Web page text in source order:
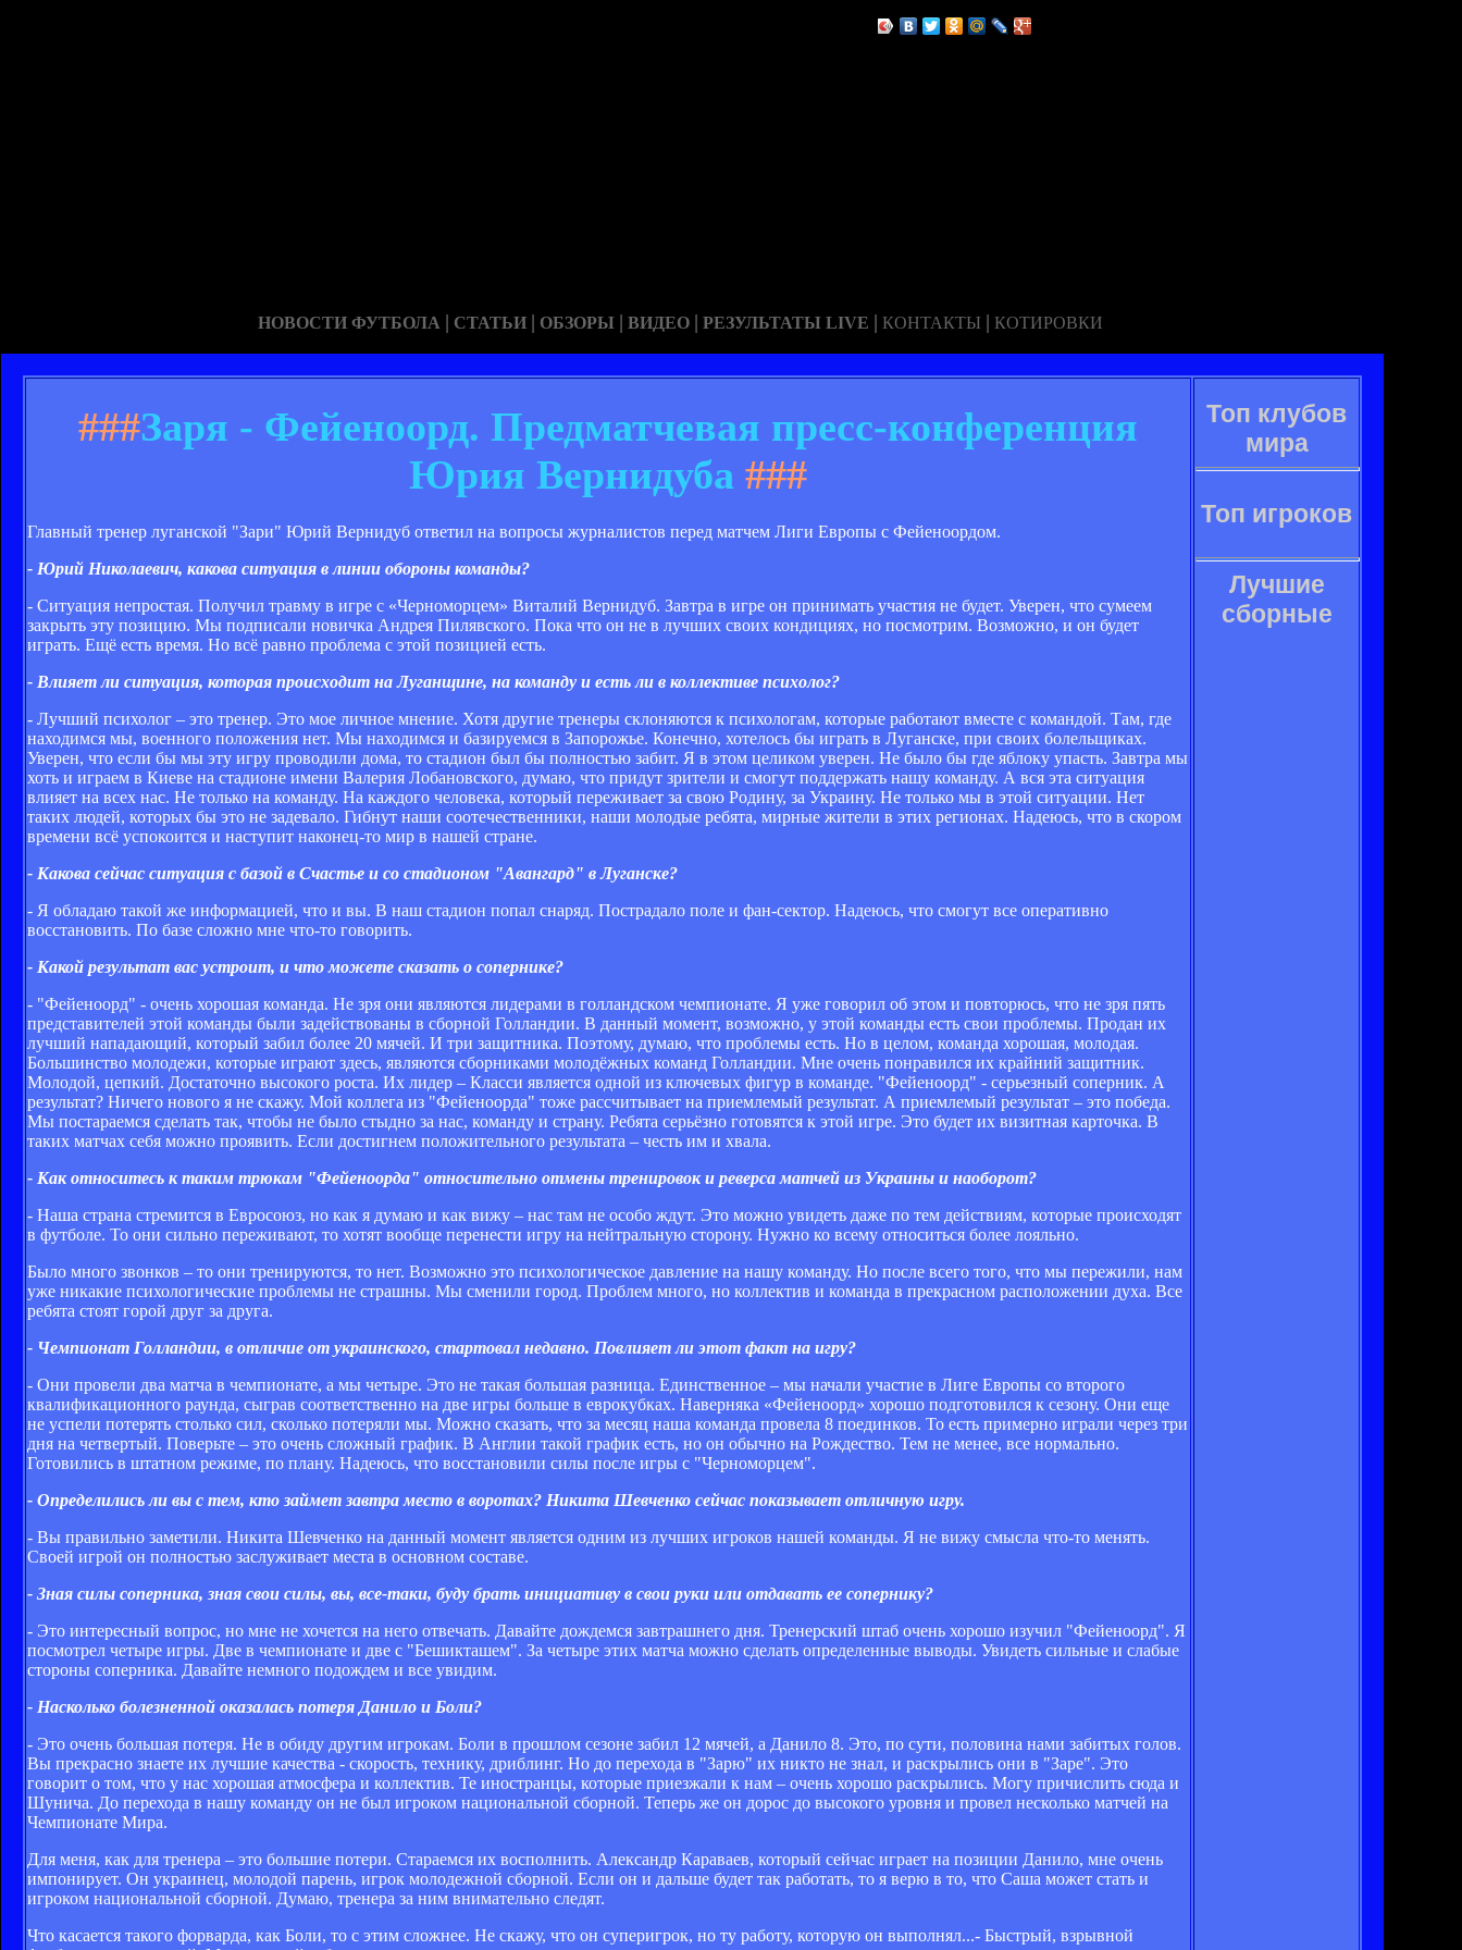
НОВОСТИ ФУТБОЛА | СТАТЬИ | ОБЗОРЫ | ВИДЕО | РЕЗУЛЬТАТЫ LIVE | КОНТАКТЫ | КОТИРОВКИ
###Заря - Фейеноорд. Предматчевая пресс-конференция
Юрия Вернидуба ###
Главный тренер луганской "Зари" Юрий Вернидуб ответил на вопросы журналистов перед матчем Лиги Европы с Фейеноордом.
- Юрий Николаевич, какова ситуация в линии обороны команды?
- Ситуация непростая. Получил травму в игре с «Черноморцем» Виталий Вернидуб. Завтра в игре он принимать участия не будет. Уверен, что сумеем
закрыть эту позицию. Мы подписали новичка Андрея Пилявского. Пока что он не в лучших своих кондициях, но посмотрим. Возможно, и он будет
играть. Ещё есть время. Но всё равно проблема с этой позицией есть.
- Влияет ли ситуация, которая происходит на Луганщине, на команду и есть ли в коллективе психолог?
- Лучший психолог – это тренер. Это мое личное мнение. Хотя другие тренеры склоняются к психологам, которые работают вместе с командой. Там, где
находимся мы, военного положения нет. Мы находимся и базируемся в Запорожье. Конечно, хотелось бы играть в Луганске, при своих болельщиках.
Уверен, что если бы мы эту игру проводили дома, то стадион был бы полностью забит. Я в этом целиком уверен. Не было бы где яблоку упасть. Завтра мы
хоть и играем в Киеве на стадионе имени Валерия Лобановского, думаю, что придут зрители и смогут поддержать нашу команду. А вся эта ситуация
влияет на всех нас. Не только на команду. На каждого человека, который переживает за свою Родину, за Украину. Не только мы в этой ситуации. Нет
таких людей, которых бы это не задевало. Гибнут наши соотечественники, наши молодые ребята, мирные жители в этих регионах. Надеюсь, что в скором
времени всё успокоится и наступит наконец-то мир в нашей стране.
- Какова сейчас ситуация с базой в Счастье и со стадионом "Авангард" в Луганске?
- Я обладаю такой же информацией, что и вы. В наш стадион попал снаряд. Пострадало поле и фан-сектор. Надеюсь, что смогут все оперативно
восстановить. По базе сложно мне что-то говорить.
- Какой результат вас устроит, и что можете сказать о сопернике?
- "Фейеноорд" - очень хорошая команда. Не зря они являются лидерами в голландском чемпионате. Я уже говорил об этом и повторюсь, что не зря пять
представителей этой команды были задействованы в сборной Голландии. В данный момент, возможно, у этой команды есть свои проблемы. Продан их
лучший нападающий, который забил более 20 мячей. И три защитника. Поэтому, думаю, что проблемы есть. Но в целом, команда хорошая, молодая.
Большинство молодежи, которые играют здесь, являются сборниками молодёжных команд Голландии. Мне очень понравился их крайний защитник.
Молодой, цепкий. Достаточно высокого роста. Их лидер – Класси является одной из ключевых фигур в команде. "Фейеноорд" - серьезный соперник. А
результат? Ничего нового я не скажу. Мой коллега из "Фейеноорда" тоже рассчитывает на приемлемый результат. А приемлемый результат – это победа.
Мы постараемся сделать так, чтобы не было стыдно за нас, команду и страну. Ребята серьёзно готовятся к этой игре. Это будет их визитная карточка. В
таких матчах себя можно проявить. Если достигнем положительного результата – честь им и хвала.
- Как относитесь к таким трюкам "Фейеноорда" относительно отмены тренировок и реверса матчей из Украины и наоборот?
- Наша страна стремится в Евросоюз, но как я думаю и как вижу – нас там не особо ждут. Это можно увидеть даже по тем действиям, которые происходят
в футболе. То они сильно переживают, то хотят вообще перенести игру на нейтральную сторону. Нужно ко всему относиться более лояльно.
Было много звонков – то они тренируются, то нет. Возможно это психологическое давление на нашу команду. Но после всего того, что мы пережили, нам
уже никакие психологические проблемы не страшны. Мы сменили город. Проблем много, но коллектив и команда в прекрасном расположении духа. Все
ребята стоят горой друг за друга.
- Чемпионат Голландии, в отличие от украинского, стартовал недавно. Повлияет ли этот факт на игру?
- Они провели два матча в чемпионате, а мы четыре. Это не такая большая разница. Единственное – мы начали участие в Лиге Европы со второго
квалификационного раунда, сыграв соответственно на две игры больше в еврокубках. Наверняка «Фейеноорд» хорошо подготовился к сезону. Они еще
не успели потерять столько сил, сколько потеряли мы. Можно сказать, что за месяц наша команда провела 8 поединков. То есть примерно играли через три
дня на четвертый. Поверьте – это очень сложный график. В Англии такой график есть, но он обычно на Рождество. Тем не менее, все нормально.
Готовились в штатном режиме, по плану. Надеюсь, что восстановили силы после игры с "Черноморцем".
- Определились ли вы с тем, кто займет завтра место в воротах? Никита Шевченко сейчас показывает отличную игру.
- Вы правильно заметили. Никита Шевченко на данный момент является одним из лучших игроков нашей команды. Я не вижу смысла что-то менять.
Своей игрой он полностью заслуживает места в основном составе.
- Зная силы соперника, зная свои силы, вы, все-таки, буду брать инициативу в свои руки или отдавать ее сопернику?
- Это интересный вопрос, но мне не хочется на него отвечать. Давайте дождемся завтрашнего дня. Тренерский штаб очень хорошо изучил "Фейеноорд". Я
посмотрел четыре игры. Две в чемпионате и две с "Бешикташем". За четыре этих матча можно сделать определенные выводы. Увидеть сильные и слабые
стороны соперника. Давайте немного подождем и все увидим.
- Насколько болезненной оказалась потеря Данило и Боли?
- Это очень большая потеря. Не в обиду другим игрокам. Боли в прошлом сезоне забил 12 мячей, а Данило 8. Это, по сути, половина нами забитых голов.
Вы прекрасно знаете их лучшие качества - скорость, технику, дриблинг. Но до перехода в "Зарю" их никто не знал, и раскрылись они в "Заре". Это
говорит о том, что у нас хорошая атмосфера и коллектив. Те иностранцы, которые приезжали к нам – очень хорошо раскрылись. Могу причислить сюда и
Шунича. До перехода в нашу команду он не был игроком национальной сборной. Теперь же он дорос до высокого уровня и провел несколько матчей на
Чемпионате Мира.
Для меня, как для тренера – это большие потери. Стараемся их восполнить. Александр Караваев, который сейчас играет на позиции Данило, мне очень
импонирует. Он украинец, молодой парень, игрок молодежной сборной. Если он и дальше будет так работать, то я верю в то, что Саша может стать и
игроком национальной сборной. Думаю, тренера за ним внимательно следят.
Что касается такого форварда, как Боли, то с этим сложнее. Не скажу, что он суперигрок, но ту работу, которую он выполнял...- Быстрый, взрывной
Топ клубов
мира
Топ игроков
Лучшие
сборные